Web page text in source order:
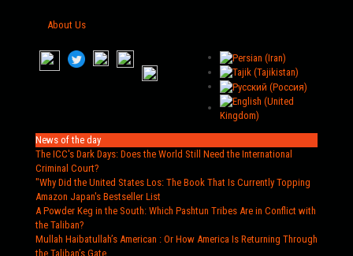
About Us
News of the day
The ICC's Dark Days: Does the World Still Need the International
Criminal Court?
"Why Did the United States Los: The Book That Is Currently Topping
Amazon Japan's Bestseller List
A Powder Keg in the South: Which Pashtun Tribes Are in Conflict with
the Taliban?
Mullah Haibatullah’s American : Or How America Is Returning Through
the Taliban’s Gate